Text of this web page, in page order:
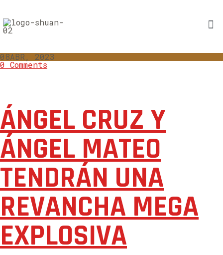
08ABR, 2023
0 Comments
ÁNGEL CRUZ Y
ÁNGEL MATEO
TENDRÁN UNA
REVANCHA MEGA
EXPLOSIVA